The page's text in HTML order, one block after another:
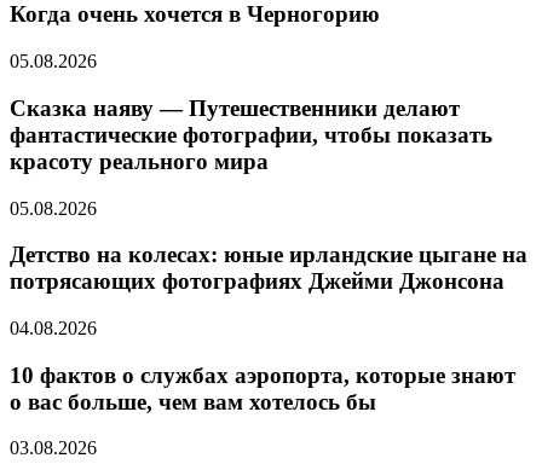
Когда очень хочется в Черногорию
05.08.2026
Сказка наяву — Путешественники делают
фантастические фотографии, чтобы показать
красоту реального мира
05.08.2026
Детство на колесах: юные ирландские цыгане на
потрясающих фотографиях Джейми Джонсона
04.08.2026
10 фактов о службах аэропорта, которые знают
о вас больше, чем вам хотелось бы
03.08.2026